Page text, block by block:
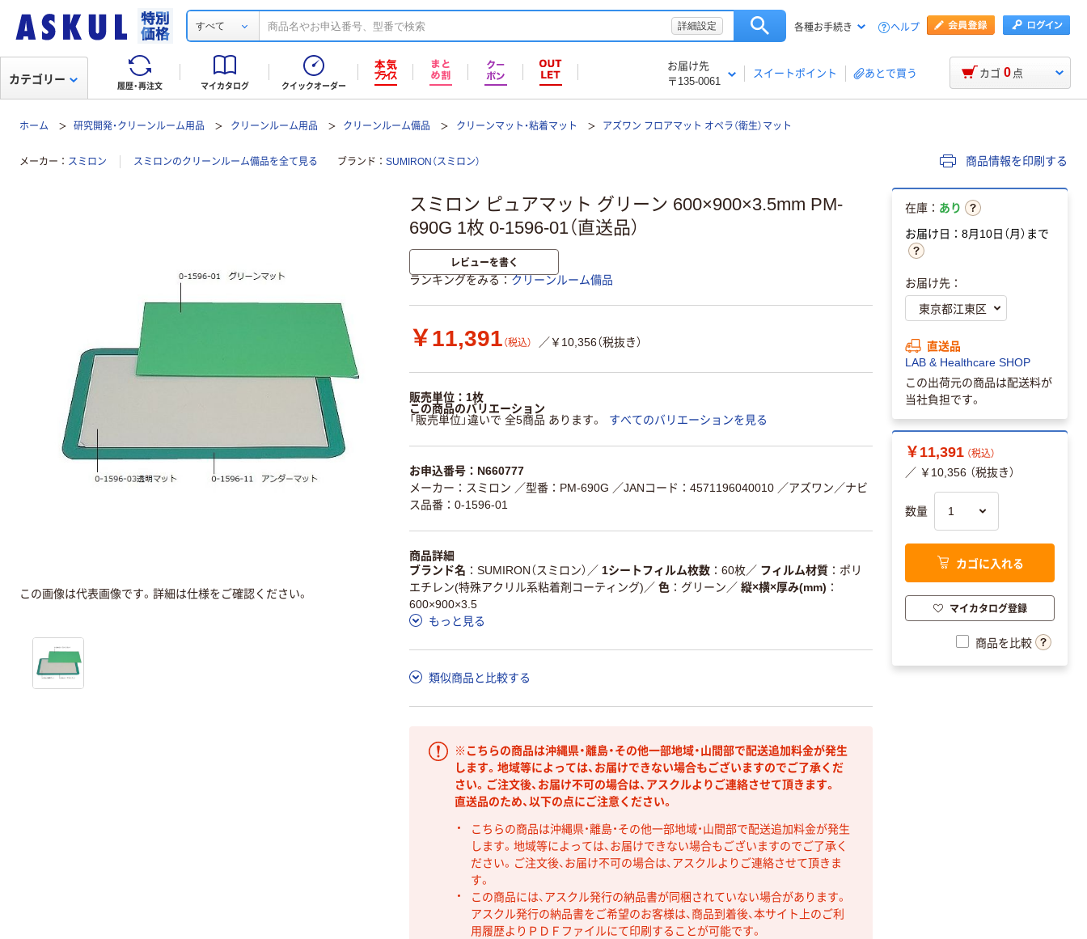
すべて 詳細設定 各種お手続き ヘルプ
履歴・再注文 マイカタログ クイックオーダー
お届け先
〒135-0061
スイートポイント あとで買う
カテゴリー カゴ 0 点
ホーム 研究開発・クリーンルーム用品 クリーンルーム用品 クリーンルーム備品 クリーンマット・粘着マット アズワン フロアマット オペラ（衛生）マット
メーカー スミロン スミロンのクリーンルーム備品を全て見る ブランド SUMIRON（スミロン） 商品情報を印刷する
スミロン ピュアマット グリーン 600×900×3.5mm PM-
690G 1枚 0-1596-01（直送品）
レビューを書く
ランキングをみる クリーンルーム備品
￥11,391 （税込） ／￥10,356（税抜き）
販売単位：1枚
この商品のバリエーション
「販売単位」違いで 全5商品 あります。
すべてのバリエーションを見る
お申込番号：N660777
メーカー：スミロン ／型番：PM-690G ／JANコード：4571196040010 ／アズワン／ナビ
ス品番：0-1596-01
商品詳細
ブランド名
SUMIRON（スミロン） ／ 1シートフィルム枚数 60枚／ フィルム材質
ポリ
エチレン(特殊アクリル系粘着剤コーティング) ／ 色 グリーン ／ 縦×横×厚み(mm)
600×900×3.5
もっと見る
類似商品と比較する
※こちらの商品は沖縄県・離島・その他一部地域・山間部で配送追加料金が発生
します。地域等によっては、お届けできない場合もございますのでご了承くだ
さい。ご注文後、お届け不可の場合は、アスクルよりご連絡させて頂きます。
直送品のため、以下の点にご注意ください。
こちらの商品は沖縄県・離島・その他一部地域・山間部で配送追加料金が発生
します。地域等によっては、お届けできない場合もございますのでご了承く
ださい。ご注文後、お届け不可の場合は、アスクルよりご連絡させて頂きま
す。
この商品には、アスクル発行の納品書が同梱されていない場合があります。
アスクル発行の納品書をご希望のお客様は、商品到着後、本サイト上のご利
用履歴よりＰＤＦファイルにて印刷することが可能です。
この画像は代表画像です。詳細は仕様をご確認ください。
在庫： あり
お届け日：8月10日（月）まで
お届け先：
直送品
LAB & Healthcare SHOP
この出荷元の商品は配送料が
当社負担です。
￥11,391 （税込）
／ ￥10,356 （税抜き）
数量
カゴに入れる
マイカタログ登録
商品を比較